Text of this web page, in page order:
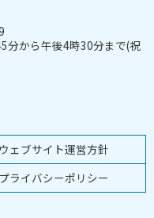
ウェブサイト運営方針
プライバシーポリシー
分から午後4時30分まで(祝